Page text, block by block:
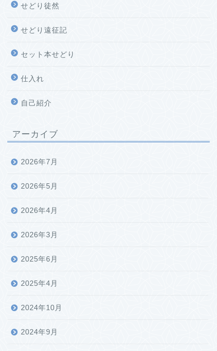
せどり徒然
せどり遠征記
セット本せどり
仕入れ
自己紹介
アーカイブ
2026年7月
2026年5月
2026年4月
2026年3月
2025年6月
2025年4月
2024年10月
2024年9月